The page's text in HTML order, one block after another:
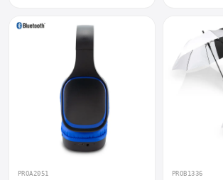
PROA2051 PROB1336